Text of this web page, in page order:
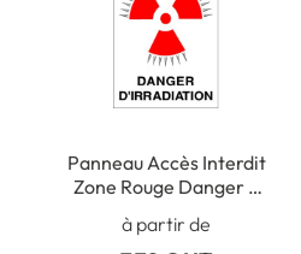
Panneau Accès Interdit
Zone Rouge Danger d
´Irradiation - STF 3326S
à partir de